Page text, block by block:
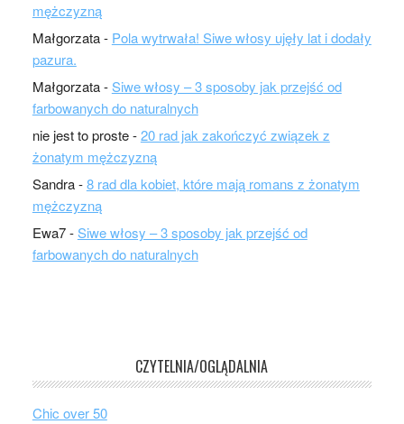
mężczyzną
Małgorzata- Pola wytrwała! Siwe włosy ujęły lat i dodały
pazura.
Małgorzata-Siwe włosy – 3 sposoby jak przejść od
farbowanych do naturalnych
nie jest to proste-20 rad jak zakończyć związek z
żonatym mężczyzną
Sandra-8 rad dla kobiet, które mają romans z żonatym
mężczyzną
Ewa7-Siwe włosy – 3 sposoby jak przejść od
farbowanych do naturalnych
CZYTELNIA/OGLĄDALNIA
Chic over 50